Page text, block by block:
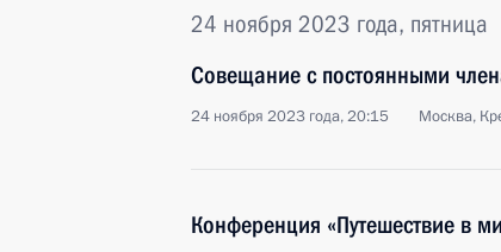
24 ноября 2023 года, пятница
Совещание с постоянными
24 ноября 2023 года, 20:15 Москва,
Конференция «Путешествие в